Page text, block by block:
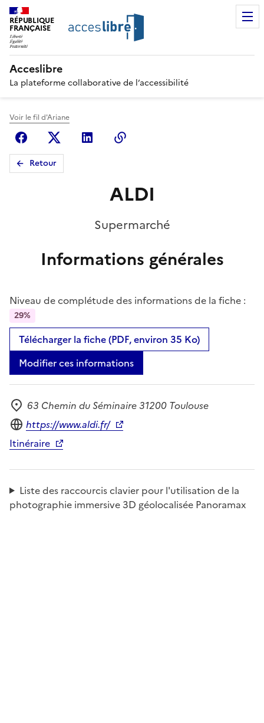
RÉPUBLIQUE
FRANÇAISE
Acceslibre
La plateforme collaborative de l’accessibilité
Voir le fil d'Ariane
FacebookX (anciennement Twitter)
Linkedin
Retour
ALDI
Supermarché
Informations générales
Niveau de complétude des informations de la fiche :
29%
Télécharger la fiche (PDF, environ 35 Ko)
Modifier ces informations
Adresse
63 Chemin du Séminaire 31200 Toulouse
Site internet
https://www.aldi.fr/
Itinéraire
Liste des raccourcis clavier pour l'utilisation de la
photographie immersive 3D géolocalisée Panoramax